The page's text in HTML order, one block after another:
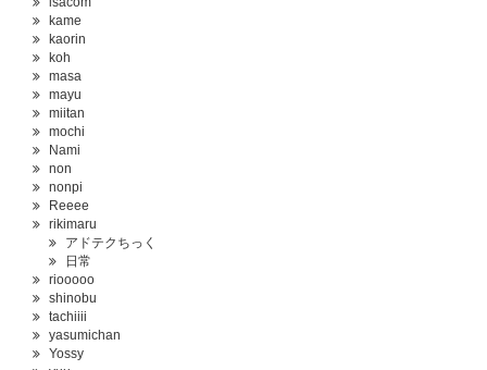
kame
kaorin
koh
masa
mayu
miitan
mochi
Nami
non
nonpi
Reeee
rikimaru
アドテクちっく
日常
riooooo
shinobu
tachiiii
yasumichan
Yossy